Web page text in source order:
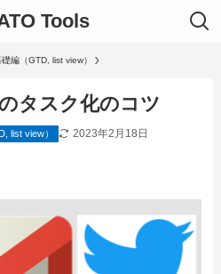
Tools
礎編（GTD, list view）
タスク化のコツ
list view） 2023年2月18日